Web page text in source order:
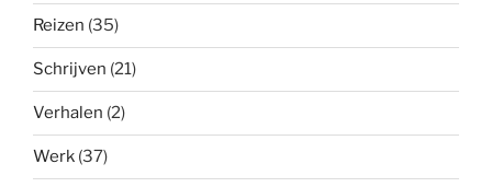
Reizen (35)
Schrijven (21)
Verhalen (2)
Werk (37)